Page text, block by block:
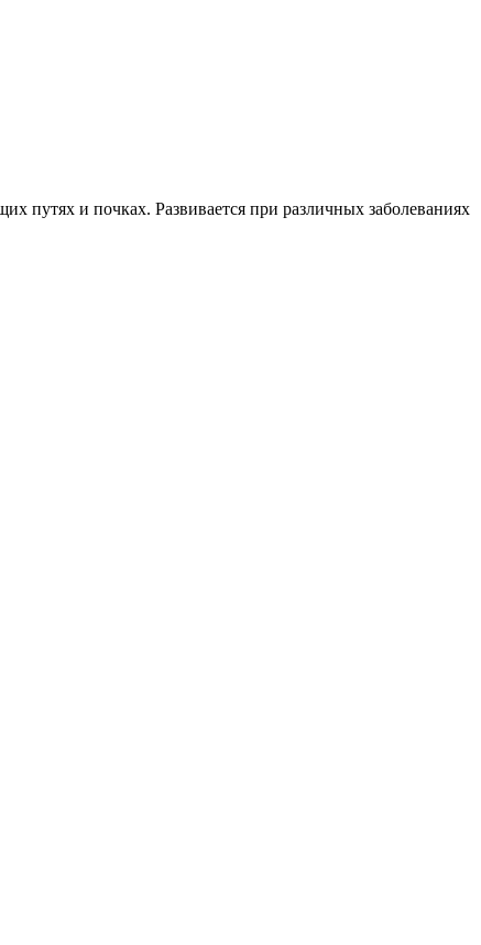
путях и почках. Развивается при различных заболеваниях